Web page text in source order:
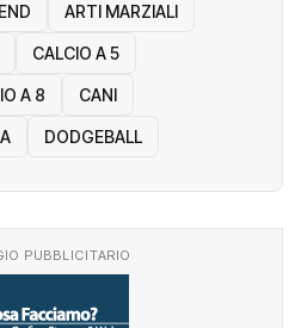
ARTI MARZIALI
CALCIO A 5
A 8 CANI
DODGEBALL
PUBBLICITARIO